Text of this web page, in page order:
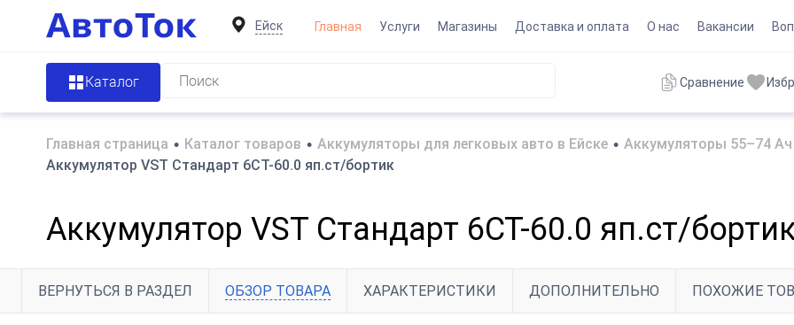
Ейск Главная Услуги Магазины Доставка и оплата О нас Вакансии
Каталог Сравнение
Главная страница • Каталог товаров • Аккумуляторы для легковых авто в Ейске • Аккумуляторы 55–74 Ач
Аккумулятор VST Стандарт 6СТ-60.0 яп.ст/бортик
Аккумулятор VST Стандарт 6СТ-60.0 яп.ст/
ВЕРНУТЬСЯ В РАЗДЕЛ ОБЗОР ТОВАРА ХАРАКТЕРИСТИКИ ДОПОЛНИТЕЛЬНО ПОХОЖИЕ